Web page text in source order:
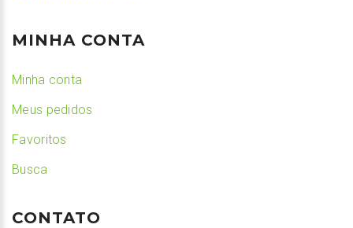
MINHA CONTA
Minha conta
Meus pedidos
Favoritos
Busca
CONTATO